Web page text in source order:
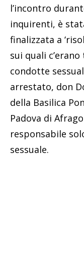
l’incontro
inquirenti, è
finalizzata a
sui quali
condotte
arrestato, don
della Basilica
Padova di
responsabile
sessuale.